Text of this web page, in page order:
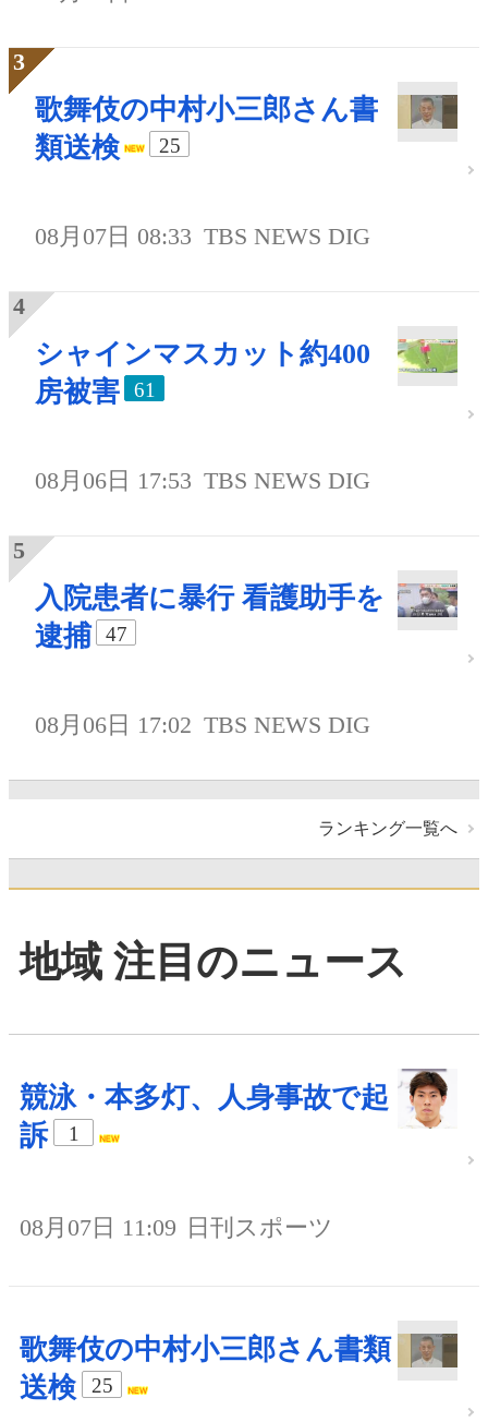
歌舞伎の中村小三郎さん書
類送検
25
08月07日 08:33 TBS NEWS DIG
シャインマスカット約400
房被害
61
08月06日 17:53 TBS NEWS DIG
入院患者に暴行 看護助手を
逮捕
47
08月06日 17:02 TBS NEWS DIG
ランキング一覧へ
地域 注目のニュース
競泳・本多灯、人身事故で起
訴
1
08月07日 11:09 日刊スポーツ
歌舞伎の中村小三郎さん書類
送検
25